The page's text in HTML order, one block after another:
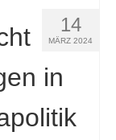
14
MÄRZ 2024
in